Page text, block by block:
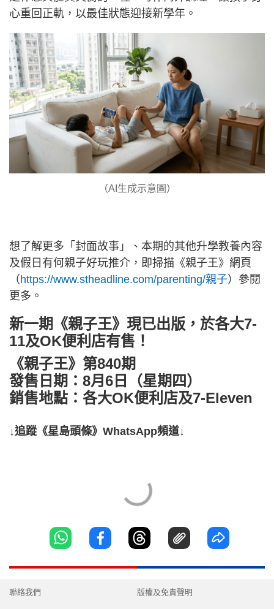
心重回正軌，以最佳狀態迎接新學年。
（AI生成示意圖）
想了解更多「封面故事」、本期的其他升學教養內容
及假日有何親子好玩推介，即掃描《親子王》網頁
（ https://www.stheadline.com/parenting/親子）參閱
更多。
新一期《親子王》現已出版，於各大7-
11及OK便利店有售！
《親子王》第840期
發售日期：8月6日（星期四）
銷售地點：各大OK便利店及7-Eleven
↓追蹤《星島頭條》WhatsApp頻道↓
聯絡我們 版權及免責聲明